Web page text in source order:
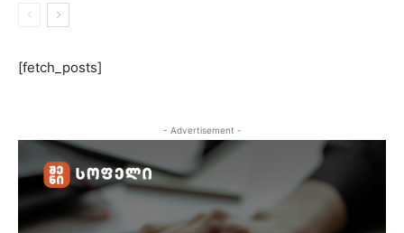
[fetch_posts]
- Advertisement -